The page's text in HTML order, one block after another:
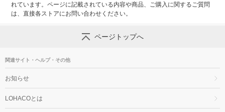
れています。ページに記載されている内容や商品、ご購入に関するご質問
は、直接各ストアにお問い合わせください。
ページトップへ
関連サイト・ヘルプ・その他
お知らせ
LOHACOとは